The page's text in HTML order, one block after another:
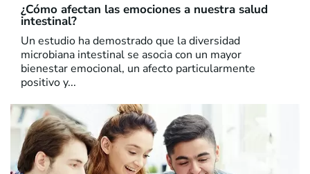
¿Cómo afectan las emociones a nuestra salud
intestinal?
Un estudio ha demostrado que la diversidad
microbiana intestinal se asocia con un mayor
bienestar emocional, un afecto particularmente
positivo y...